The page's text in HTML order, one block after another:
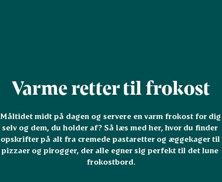
Varme retter til frokost
Måltidet midt på dagen og servere en varm frokost for dig
selv og dem, du holder af? Så læs med her, hvor du finder
opskrifter på alt fra cremede pastaretter og æggekager til
pizzaer og pirogger, der alle egner sig perfekt til det lune
frokostbord.